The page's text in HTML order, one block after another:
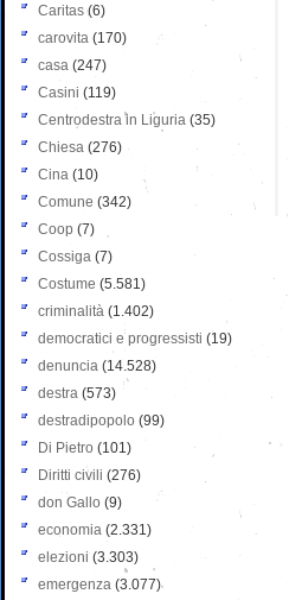
Caritas (6)
carovita (170)
casa (247)
Casini (119)
Centrodestra in Liguria (35)
Chiesa (276)
Cina (10)
Comune (342)
Coop (7)
Cossiga (7)
Costume (5.581)
criminalità (1.402)
democratici e progressisti (19)
denuncia (14.528)
destra (573)
destradipopolo (99)
Di Pietro (101)
Diritti civili (276)
don Gallo (9)
economia (2.331)
elezioni (3.303)
emergenza (3.077)